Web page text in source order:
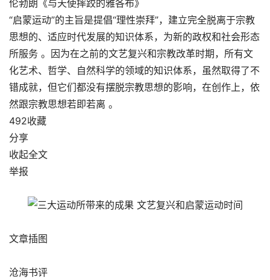
伦勃朗《与天使摔跤的雅各布》
“启蒙运动”的主旨是提倡“理性崇拜”，建立完全脱离于宗教
思想的、适应时代发展的知识体系，为新的政权和社会形态
所服务 。因为在之前的文艺复兴和宗教改革时期，所有文
化艺术、哲学、自然科学的领域的知识体系，虽然取得了不
错成就，但它们都没有摆脱宗教思想的影响，在创作上，依
然跟宗教思想若即若离 。
492收藏
分享
收起全文
举报
文章插图
沧海书评